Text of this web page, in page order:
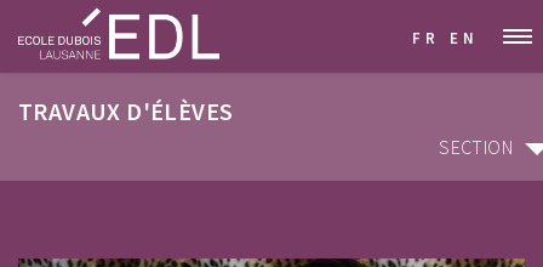
FR EN
TRAVAUX D'ÉLÈVES
SECTION
SECTION